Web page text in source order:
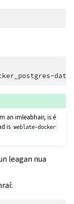
an imleabhair, is é
is weblate-docker
leagan nua